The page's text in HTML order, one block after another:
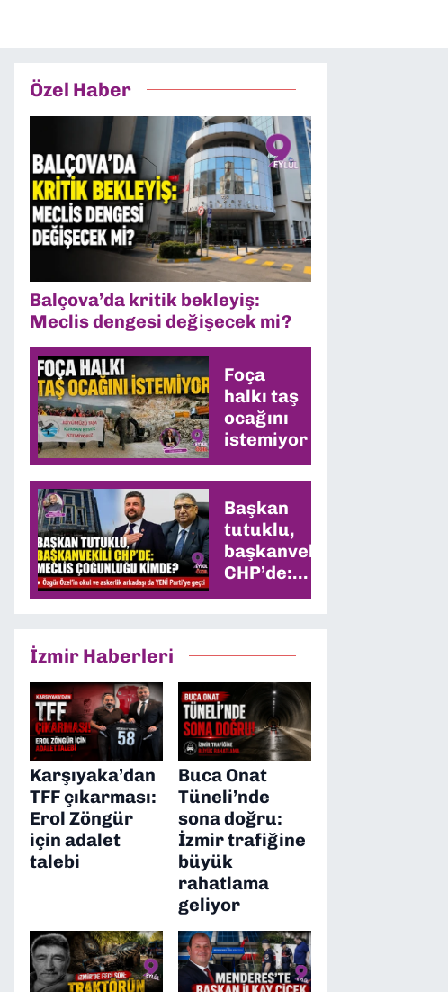
Özel Haber
Balçova’da kritik bekleyiş:
Meclis dengesi değişecek mi?
Foça
halkı taş
ocağını
istemiyor
Başkan
tutuklu,
başkanvekili
CHP’de:
Meclis
İzmir Haberleri
Karşıyaka’dan
TFF çıkarması:
Erol Zöngür
için adalet
talebi
Buca Onat
Tüneli’nde
sona doğru:
İzmir trafiğine
büyük
rahatlama
geliyor